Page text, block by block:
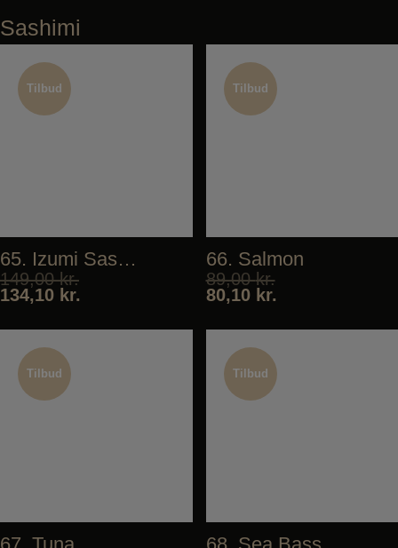
Sashimi
Tilbud
Tilbud
65. Izumi Sashimi
149,00kr.
134,10 kr.
Tilbud
Tilbud
66. Salmon
89,00kr.
80,10 kr.
Tilbud
Tilbud
Tilbud
Tilbud